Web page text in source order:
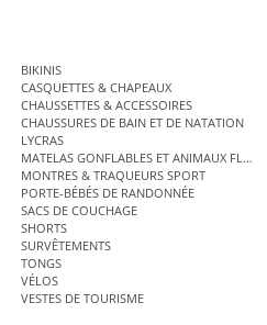
BIKINIS
CASQUETTES & CHAPEAUX
CHAUSSETTES & ACCESSOIRES
CHAUSSURES DE BAIN ET DE NATATION
LYCRAS
MATELAS GONFLABLES ET ANIMAUX
MONTRES & TRAQUEURS SPORT
PORTE-BÉBÉS DE RANDONNÉE
SACS DE COUCHAGE
SHORTS
SURVÊTEMENTS
TONGS
VÉLOS
VESTES DE TOURISME